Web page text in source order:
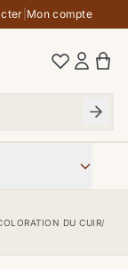
Mon compte
DU CUIR/